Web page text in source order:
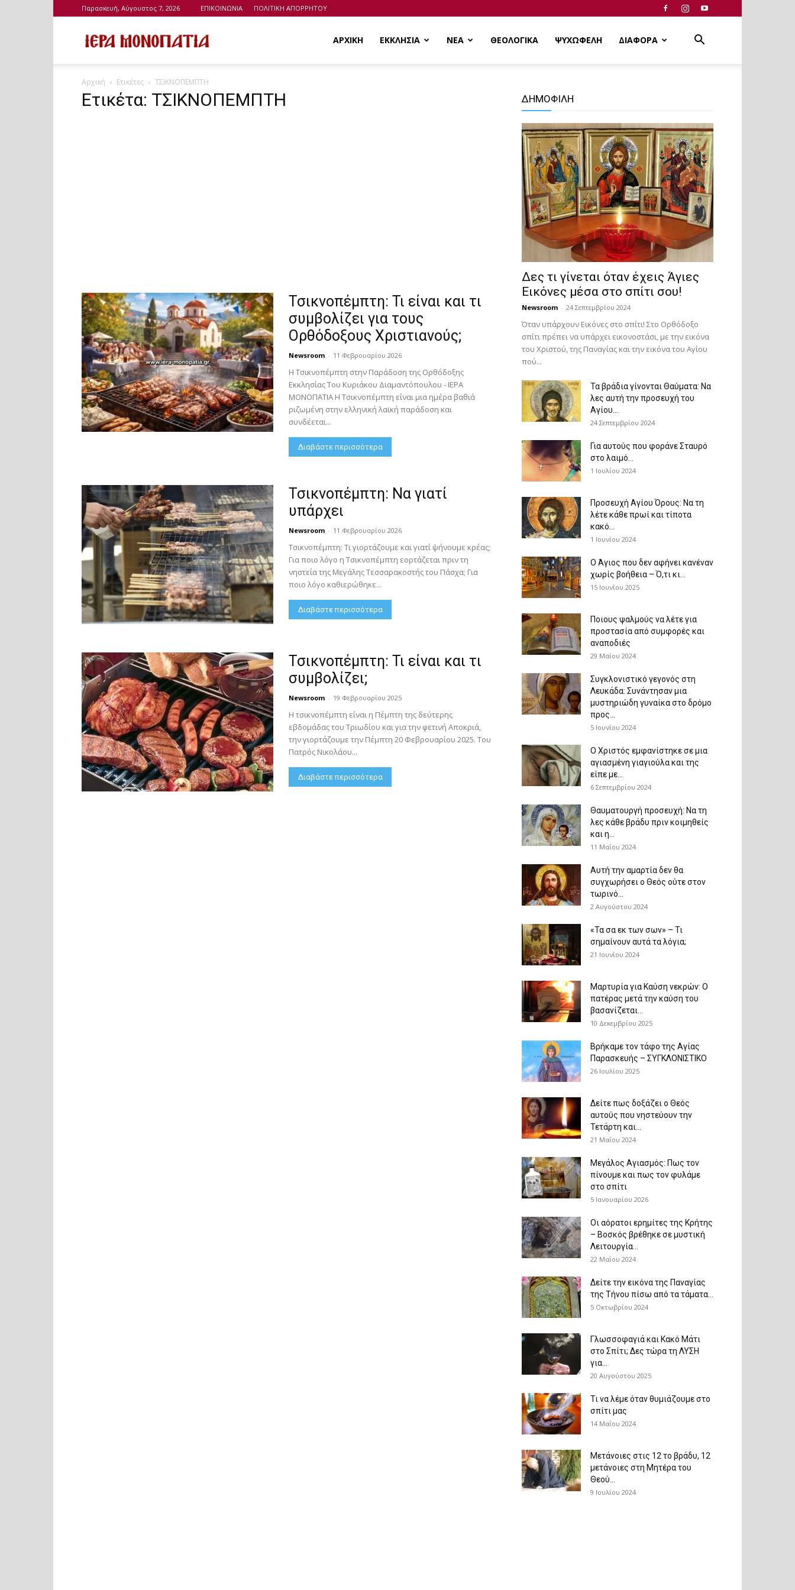
Παρασκευή, Αύγουστος 7, 2026 ΕΠΙΚΟΙΝΩΝΙΑ ΠΟΛΙΤΙΚΗ ΑΠΟΡΡΗΤΟΥ
ΑΡΧΙΚΗ ΕΚΚΛΗΣΙΑ ΝΕΑ ΘΕΟΛΟΓΙΚΑ ΨΥΧΩΦΕΛΗ ΔΙΑΦΟΡΑ
Αρχική Ετικέτες ΤΣΙΚΝΟΠΕΜΠΤΗ
Ετικέτα: ΤΣΙΚΝΟΠΕΜΠΤΗ
Τσικνοπέμπτη: Τι είναι και τι
συμβολίζει για τους
Ορθόδοξους Χριστιανούς;
Newsroom - 11 Φεβρουαρίου 2026
Η Τσικνοπέμπτη στην Παράδοση της Ορθόδοξης
Εκκλησίας Του Κυριάκου Διαμαντόπουλου - ΙΕΡΑ
ΜΟΝΟΠΑΤΙΑ Η Τσικνοπέμπτη είναι μια ημέρα βαθιά
ριζωμένη στην ελληνική λαϊκή παράδοση και
συνδέεται...
Διαβάστε περισσότερα
Τσικνοπέμπτη: Να γιατί
υπάρχει
Newsroom - 11 Φεβρουαρίου 2026
Τσικνοπέμπτη: Τι γιορτάζουμε και γιατί ψήνουμε κρέας;
Για ποιο λόγο η Τσικνοπέμπτη εορτάζεται πριν τη
νηστεία της Μεγάλης Τεσσαρακοστής του Πάσχα; Για
ποιο λόγο καθιερώθηκε...
Διαβάστε περισσότερα
Τσικνοπέμπτη: Τι είναι και τι
συμβολίζει;
Newsroom - 19 Φεβρουαρίου 2025
Η τσικνοπέμπτη είναι η Πέμπτη της δεύτερης
εβδομάδας του Τριωδίου και για την φετινή Αποκριά,
την γιορτάζουμε την Πέμπτη 20 Φεβρουαρίου 2025. Του
Πατρός Νικολάου...
Διαβάστε περισσότερα
ΔΗΜΟΦΙΛΗ
Δες τι γίνεται όταν έχεις Άγιες
Εικόνες μέσα στο σπίτι σου!
Newsroom - 24 Σεπτεμβρίου 2024
Όταν υπάρχουν Εικόνες στο σπίτι! Στο Ορθόδοξο
σπίτι πρέπει να υπάρχει εικονοστάσι, με την εικόνα
του Χριστού, της Παν­αγίας και την εικόνα του Αγίου
πού...
Τα βράδια γίνονται Θαύματα: Να
λες αυτή την προσευχή του
Αγίου...
24 Σεπτεμβρίου 2024
Για αυτούς που φοράνε Σταυρό
στο λαιμό…
1 Ιουλίου 2024
Προσευχή Αγίου Όρους: Να τη
λέτε κάθε πρωί και τίποτα
κακό...
1 Ιουνίου 2024
Ο Άγιος που δεν αφήνει κανέναν
χωρίς βοήθεια – Ό,τι κι...
15 Ιουνίου 2025
Ποιους ψαλμούς να λέτε για
προστασία από συμφορές και
αναποδιές
29 Μαΐου 2024
Συγκλονιστικό γεγονός στη
Λευκάδα: Συνάντησαν μια
μυστηριώδη γυναίκα στο δρόμο
προς...
5 Ιουνίου 2024
Ο Χριστός εμφανίστηκε σε μια
αγιασμένη γιαγιούλα και της
είπε με...
6 Σεπτεμβρίου 2024
Θαυματουργή προσευχή: Να τη
λες κάθε βράδυ πριν κοιμηθείς
και η...
11 Μαΐου 2024
Αυτή την αμαρτία δεν θα
συγχωρήσει ο Θεός ούτε στον
τωρινό...
2 Αυγούστου 2024
«Τα σα εκ των σων» – Τι
σημαίνουν αυτά τα λόγια;
21 Ιουνίου 2024
Μαρτυρία για Καύση νεκρών: Ο
πατέρας μετά την καύση του
βασανίζεται...
10 Δεκεμβρίου 2025
Βρήκαμε τον τάφο της Αγίας
Παρασκευής – ΣΥΓΚΛΟΝΙΣΤΙΚΟ
26 Ιουλίου 2025
Δείτε πως δοξάζει ο Θεός
αυτούς που νηστεύουν την
Τετάρτη και...
21 Μαΐου 2024
Μεγάλος Αγιασμός: Πως τον
πίνουμε και πως τον φυλάμε
στο σπίτι
5 Ιανουαρίου 2026
Οι αόρατοι ερημίτες της Κρήτης
– Βοσκός βρέθηκε σε μυστική
Λειτουργία...
22 Μαΐου 2024
Δείτε την εικόνα της Παναγίας
της Τήνου πίσω από τα τάματα...
5 Οκτωβρίου 2024
Γλωσσοφαγιά και Κακό Μάτι
στο Σπίτι; Δες τώρα τη ΛΥΣΗ
για...
20 Αυγούστου 2025
Τι να λέμε όταν θυμιάζουμε στο
σπίτι μας
14 Μαΐου 2024
Μετάνοιες στις 12 το βράδυ, 12
μετάνοιες στη Μητέρα του
Θεού...
9 Ιουλίου 2024